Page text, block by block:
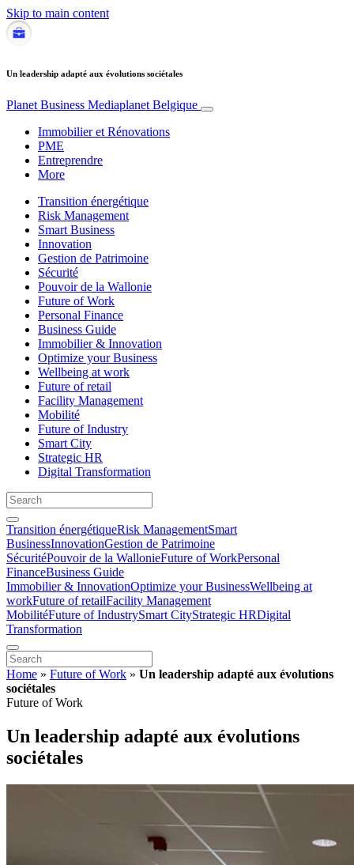
Skip to main content
Un leadership adapté aux évolutions sociétales
Planet Business Mediaplanet Belgique
Immobilier et Rénovations
PME
Entreprendre
More
Transition énergétique
Risk Management
Smart Business
Innovation
Gestion de Patrimoine
Sécurité
Pouvoir de la Wallonie
Future of Work
Personal Finance
Business Guide
Immobilier & Innovation
Optimize your Business
Wellbeing at work
Future of retail
Facility Management
Mobilité
Future of Industry
Smart City
Strategic HR
Digital Transformation
Transition énergétiqueRisk ManagementSmart
BusinessInnovationGestion de Patrimoine
SécuritéPouvoir de la WallonieFuture of WorkPersonal
FinanceBusiness Guide
Immobilier & InnovationOptimize your BusinessWellbeing at
workFuture of retailFacility Management
MobilitéFuture of IndustrySmart CityStrategic HRDigital
Transformation
Home » Future of Work » Un leadership adapté aux évolutions
sociétales
Future of Work
Un leadership adapté aux évolutions
sociétales